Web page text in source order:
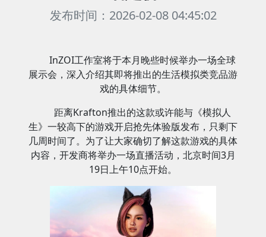
发布时间：2026-02-08 04:45:02
InZOI工作室将于本月晚些时候举办一场全球
展示会，深入介绍其即将推出的生活模拟类竞品游
戏的具体细节。
距离Krafton推出的这款或许能与《模拟人
生》一较高下的游戏开启抢先体验版发布，只剩下
几周时间了。为了让大家确切了解这款游戏的具体
内容，开发商将举办一场直播活动，北京时间3月
19日上午10点开始。